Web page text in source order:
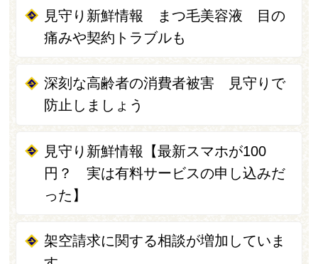
見守り新鮮情報 まつ毛美容液 目の
痛みや契約トラブルも
深刻な高齢者の消費者被害 見守りで
防止しましょう
見守り新鮮情報【最新スマホが100
円？ 実は有料サービスの申し込みだ
った】
架空請求に関する相談が増加していま